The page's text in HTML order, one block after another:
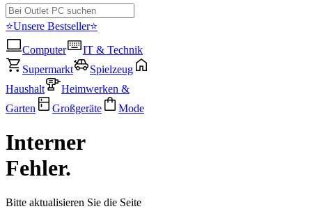
⭐Unsere Bestseller⭐
Computer
IT & Technik
Supermarkt
Spielzeug
Haushalt
Heimwerken &
Garten
Großgeräte Mode
Interner
Fehler.
Bitte aktualisieren Sie die Seite